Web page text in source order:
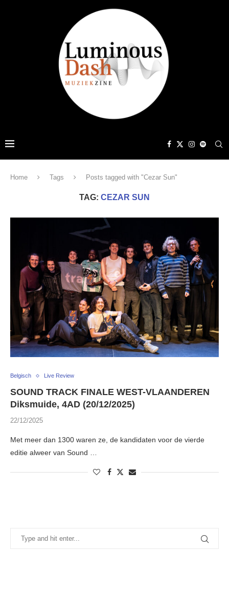
Home Tags Posts tagged with "Cezar Sun"
TAG: CEZAR SUN
Belgisch Live Review
SOUND TRACK FINALE WEST-VLAANDEREN
Diksmuide, 4AD (20/12/2025)
22/12/2025
Met meer dan 1300 waren ze, de kandidaten voor de vierde
editie alweer van Sound …